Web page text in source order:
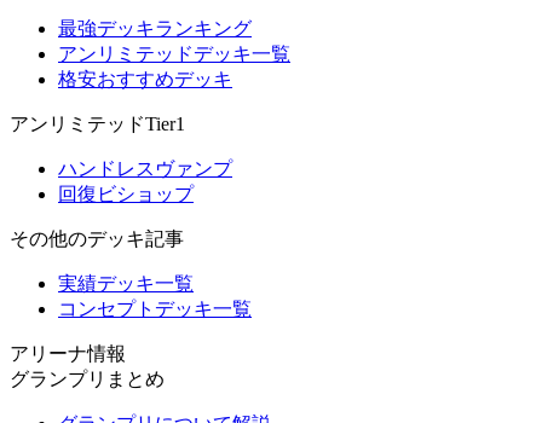
最強デッキランキング
アンリミテッドデッキ一覧
格安おすすめデッキ
アンリミテッドTier1
ハンドレスヴァンプ
回復ビショップ
その他のデッキ記事
実績デッキ一覧
コンセプトデッキ一覧
アリーナ情報
グランプリまとめ